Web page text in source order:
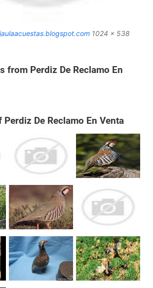
1024 x 538
from Perdiz De Reclamo En
Perdiz De Reclamo En Venta